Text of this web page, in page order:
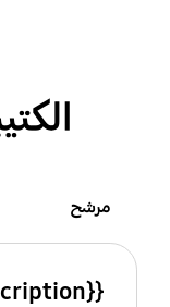
مرشح
{{file.description}}